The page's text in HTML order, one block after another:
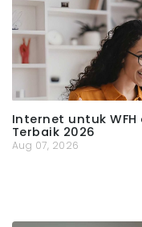
Internet untuk WFH
Terbaik 2026
Aug 07, 2026